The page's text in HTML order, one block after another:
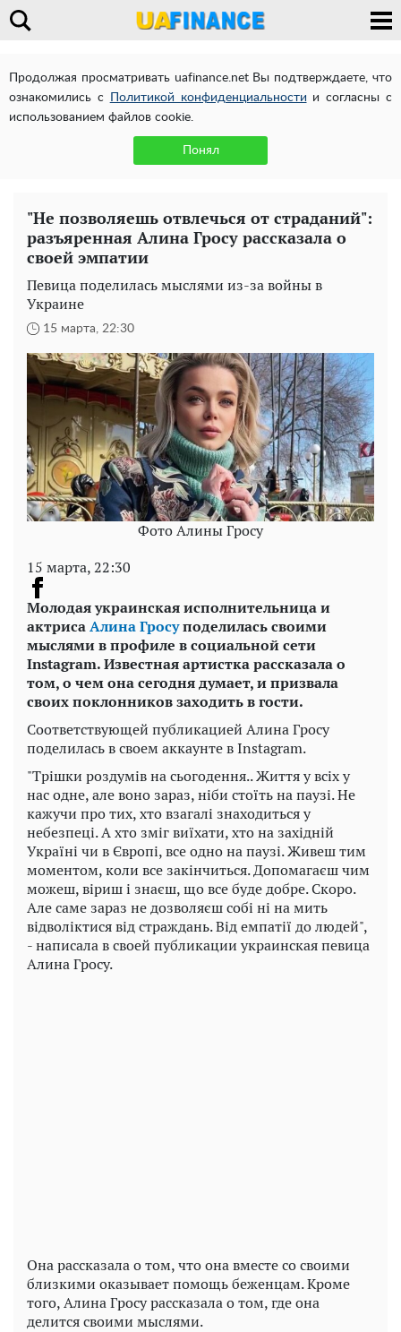
Продолжая просматривать uafinance.net Вы подтверждаете, что
ознакомились с
Политикой конфиденциальности и согласны с
использованием файлов cookie.
Понял
"Не позволяешь отвлечься от страданий":
разъяренная Алина Гросу рассказала о
своей эмпатии
Певица поделилась мыслями из-за войны в
Украине
15 марта, 22:30
Фото Алины Гросу
15 марта, 22:30
Молодая украинская исполнительница и
актрисаАлина Гросуподелилась своими
мыслями в профиле в социальной сети
Instagram.Известная артистка рассказала о
том, о чем она сегодня думает, и призвала
своих поклонников заходить в гости.
Соответствующей публикацией Алина Гросу
поделилась в своем аккаунте в Instagram.
"Трішки роздумів на сьогодення.. Життя у всіх у
нас одне, але воно зараз, ніби стоїть на паузі. Не
кажучи про тих, хто взагалі знаходиться у
небезпеці. А хто зміг виїхати, хто на західній
Україні чи в Європі, все одно на паузі. Живеш тим
моментом, коли все закінчиться. Допомагаєш чим
можеш, віриш і знаєш, що все буде добре. Скоро.
Але саме зараз не дозволяєш собі ні на мить
відволіктися від страждань. Від емпатії до людей",
- написала в своей публикации украинская певица
Алина Гросу.
Она рассказала о том, что она вместе со своими
близкими оказывает помощь беженцам. Кроме
того, Алина Гросу рассказала о том, где она
делится своими мыслями.